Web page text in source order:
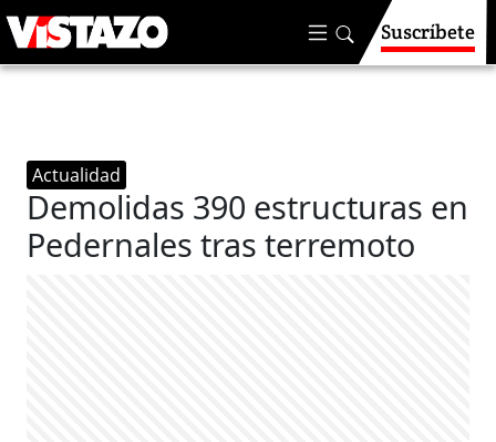
Suscríbete
Actualidad
Demolidas 390 estructuras en
Pedernales tras terremoto